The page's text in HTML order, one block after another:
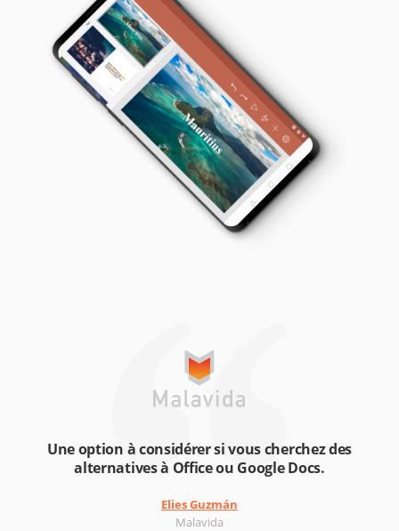
Une option à considérer si vous cherchez des
alternatives à Office ou Google Docs.
Elies Guzmán
Malavida